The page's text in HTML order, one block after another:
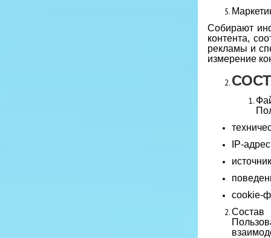
Собирают
контента,
рекламы и
измерение
IP-
cookie-
Состав